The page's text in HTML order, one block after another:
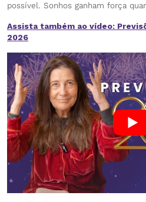
possível. Sonhos ganham força
Assista também ao vídeo:
2026